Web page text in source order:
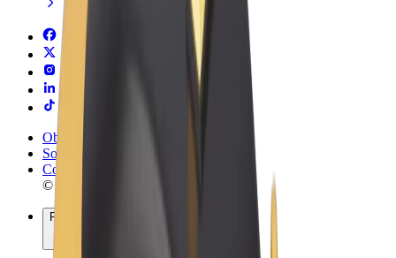
Obchodní podmínky
Soukromí
Cookies
© 2026 Bolt Technology OÜ
Produkty